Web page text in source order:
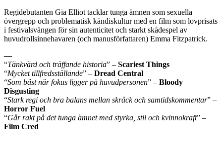
Regidebutanten Gia Elliot tacklar tunga ämnen som sexuella
övergrepp och problematisk kändiskultur med en film som lovprisats
i festivalsvängen för sin autenticitet och starkt skådespel av
huvudrollsinnehavaren (och manusförfattaren) Emma Fitzpatrick.
—
“Tänkvärd och träffande historia” – Scariest Things
“Mycket tillfredsställande” – Dread Central
“Som bäst när fokus ligger på huvudpersonen” – Bloody
Disgusting
“Stark regi och bra balans mellan skräck och samtidskommentar” –
Horror Fuel
“Går rakt på det tunga ämnet med styrka, stil och kvinnokraft” –
Film Cred